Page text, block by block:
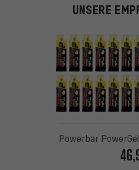
UNSERE
Powerbar